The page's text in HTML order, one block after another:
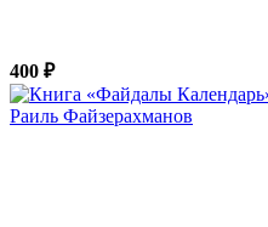
400 ₽